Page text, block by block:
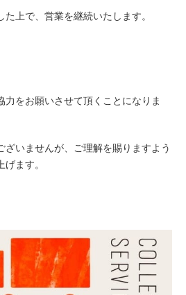
上で、営業を継続いたします。
力をお願いさせて頂くことになりま
ざいませんが、ご理解を賜りますよう
ます。